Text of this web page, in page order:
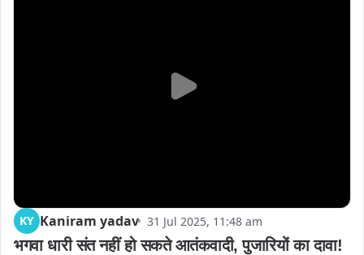
KY Kaniram yadav 31 Jul 2025, 11:48 am
भगवा धारी संत नहीं हो सकते आतंकवादी, पुजारियों का दावा!